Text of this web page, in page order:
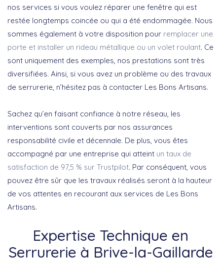
nos services si vous voulez réparer une fenêtre qui est
restée longtemps coincée ou qui a été endommagée. Nous
sommes également à votre disposition pour remplacer une
porte et installer un rideau métallique ou un volet roulant. Ce
sont uniquement des exemples, nos prestations sont très
diversifiées. Ainsi, si vous avez un problème ou des travaux
de serrurerie, n’hésitez pas à contacter Les Bons Artisans.
Sachez qu’en faisant confiance à notre réseau, les
interventions sont couverts par nos assurances
responsabilité civile et décennale. De plus, vous êtes
accompagné par une entreprise qui atteint un taux de
satisfaction de 97,5 % sur Trustpilot. Par conséquent, vous
pouvez être sûr que les travaux réalisés seront à la hauteur
de vos attentes en recourant aux services de Les Bons
Artisans.
Expertise Technique en
Serrurerie à Brive-la-Gaillarde